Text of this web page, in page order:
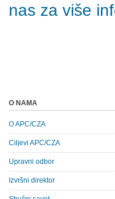
nas za više
O NAMA
O APC/CZA
Ciljevi APC/CZA
Upravni odbor
Izvršni direktor